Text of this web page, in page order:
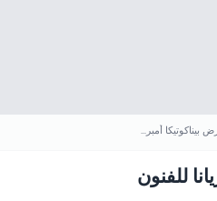
معرض بيناكوتيكا أمبروزّيانا للفنون
للفنون